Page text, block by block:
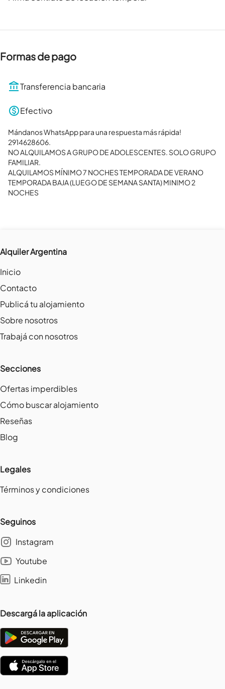
Formas de pago
Transferencia bancaria
Efectivo
Mándanos WhatsApp para una respuesta más rápida!
2914628606.
NO ALQUILAMOS A GRUPO DE ADOLESCENTES. SOLO GRUPO
FAMILIAR.
ALQUILAMOS MÍNIMO 7 NOCHES TEMPORADA DE VERANO
TEMPORADA BAJA (LUEGO DE SEMANA SANTA) MINIMO 2
NOCHES
Alquiler Argentina
Inicio
Contacto
Publicá tu alojamiento
Sobre nosotros
Trabajá con nosotros
Secciones
Ofertas imperdibles
Cómo buscar alojamiento
Reseñas
Blog
Legales
Términos y condiciones
Seguinos
Instagram
Youtube
Linkedin
Descargá la aplicación